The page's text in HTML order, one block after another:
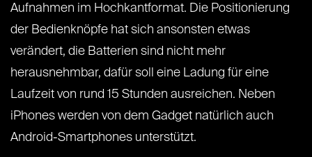
Aufnahmen im Hochkantformat. Die Positionierung
der Bedienknöpfe hat sich ansonsten etwas
verändert, die Batterien sind nicht mehr
herausnehmbar, dafür soll eine Ladung für eine
Laufzeit von rund 15 Stunden ausreichen. Neben
iPhones werden von dem Gadget natürlich auch
Android-Smartphones unterstützt.